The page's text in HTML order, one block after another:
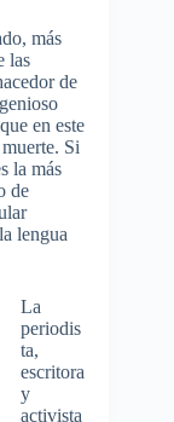
más
las
de
en este
Si
la más
de
lengua
La
periodis
ta,
escritora
y
activista